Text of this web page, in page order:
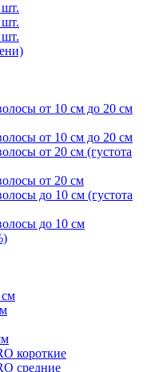
от 10 см до 20 см
от 10 см до 20 см
от 20 см (густота
от 20 см
до 10 см (густота
до 10 см
см
короткие
средние